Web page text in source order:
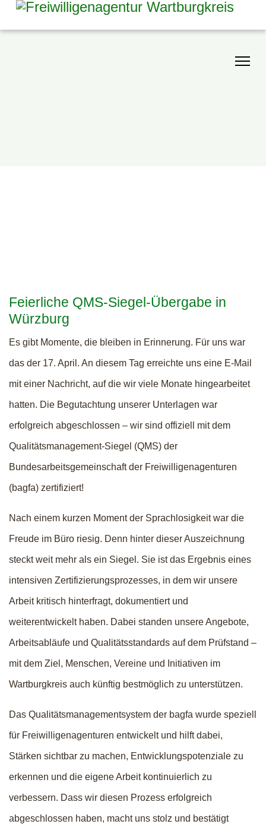
Feierliche QMS-Siegel-Übergabe in
Würzburg
Es gibt Momente, die bleiben in Erinnerung. Für uns war
das der 17. April. An diesem Tag erreichte uns eine E-Mail
mit einer Nachricht, auf die wir viele Monate hingearbeitet
hatten. Die Begutachtung unserer Unterlagen war
erfolgreich abgeschlossen – wir sind offiziell mit dem
Qualitätsmanagement-Siegel (QMS) der
Bundesarbeitsgemeinschaft der Freiwilligenagenturen
(bagfa) zertifiziert!
Nach einem kurzen Moment der Sprachlosigkeit war die
Freude im Büro riesig. Denn hinter dieser Auszeichnung
steckt weit mehr als ein Siegel. Sie ist das Ergebnis eines
intensiven Zertifizierungsprozesses, in dem wir unsere
Arbeit kritisch hinterfragt, dokumentiert und
weiterentwickelt haben. Dabei standen unsere Angebote,
Arbeitsabläufe und Qualitätsstandards auf dem Prüfstand –
mit dem Ziel, Menschen, Vereine und Initiativen im
Wartburgkreis auch künftig bestmöglich zu unterstützen.
Das Qualitätsmanagementsystem der bagfa wurde speziell
für Freiwilligenagenturen entwickelt und hilft dabei,
Stärken sichtbar zu machen, Entwicklungspotenziale zu
erkennen und die eigene Arbeit kontinuierlich zu
verbessern. Dass wir diesen Prozess erfolgreich
abgeschlossen haben, macht uns stolz und bestätigt